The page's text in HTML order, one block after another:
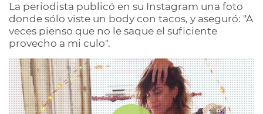
La periodista publicó en su Instagram una foto
donde sólo viste un body con tacos, y aseguró: "A
veces pienso que no le saque el suficiente
provecho a mi culo".